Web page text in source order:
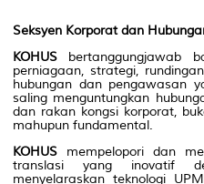
Seksyen Korporat dan
KOHUS bertanggungjawab
perniagaan, strategi,
hubungan dan pengawasan
saling menguntungkan
dan rakan kongsi korporat,
mahupun fundamental.
KOHUS mempelopori dan
translasi yang inovatif
menyelaraskan teknologi